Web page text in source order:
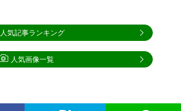
人気記事ランキング
人気画像一覧